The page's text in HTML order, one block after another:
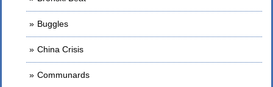
Buggles
China Crisis
Communards